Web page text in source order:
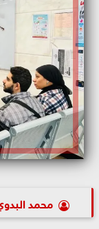
محمد